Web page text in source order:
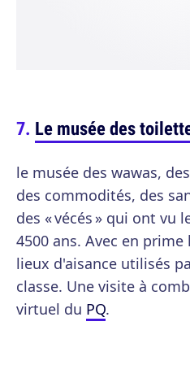
Le musée des
le musée des wawas,
des commodités, des
des « vécés » qui ont vu
4500 ans. Avec en
lieux d'aisance utilisés
classe. Une visite à
virtuel du PQ.